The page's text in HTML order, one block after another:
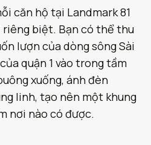
căn hộ tại Landmark 81
riêng biệt. Bạn có thể thu
lượn của dòng sông Sài
quận 1 vào trong tầm
xuống, ánh đèn
linh, tạo nên một khung
nơi nào có được.